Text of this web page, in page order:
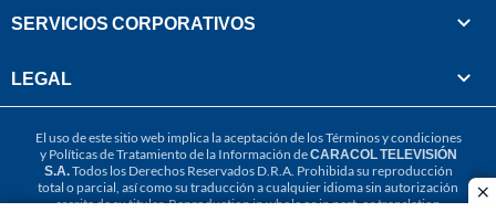
SERVICIOS CORPORATIVOS
LEGAL
El uso de este sitio web implica la aceptación de losTérminos y condiciones
y Políticas de Tratamiento de la Información deCARACOL TELEVISIÓN
S.A.Todos los Derechos Reservados D.R.A. Prohibida su reproducción
total o parcial, así como su traducción a cualquier idioma sin autorización
escrita de su titular. Reproduction in whole or in part, or translation